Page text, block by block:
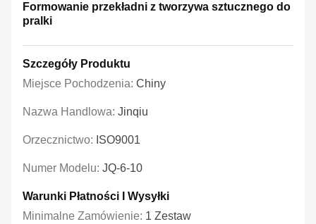
Formowanie przekładni z tworzywa sztucznego do
pralki
Szczegóły Produktu
Miejsce Pochodzenia: Chiny
Nazwa Handlowa: Jinqiu
Orzecznictwo: ISO9001
Numer Modelu: JQ-6-10
Warunki Płatności I Wysyłki
Minimalne Zamówienie: 1 Zestaw